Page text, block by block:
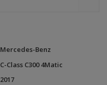
Mercedes-Benz
C-Class C300 4Matic
2017